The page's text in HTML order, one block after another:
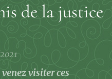
de la justice
visiter ces